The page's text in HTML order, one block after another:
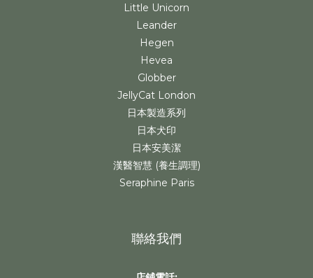
Little Unicorn
Leander
Hegen
Hevea
Globber
JellyCat London
日本製造系列
日本犬印
日本安美潔
漢醫智慧 (養生調理)
Seraphine Paris
聯絡我們